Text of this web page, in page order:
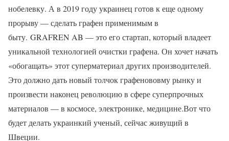
нобелевку. А в 2019 году украинец готов к еще одному
прорыву — сделать графен применимым в
быту. GRAFREN AB — это его стартап, который владеет
уникальной технологией очистки графена. Он хочет начать
«обогащать» этот суперматериал других производителей.
Это должно дать новый толчок графенововму рынку и
произвести наконец революцию в сфере суперпрочных
материалов — в космосе, электронике, медицине.Вот что
будет делать украинкий ученый, сейчас живущий в
Швеции.